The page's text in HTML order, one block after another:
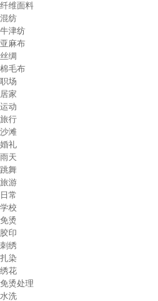
纤维面料
混纺
牛津纺
亚麻布
丝绸
棉毛布
职场
居家
运动
旅行
沙滩
婚礼
雨天
跳舞
旅游
日常
学校
免烫
胶印
刺绣
扎染
绣花
免烫处理
水洗